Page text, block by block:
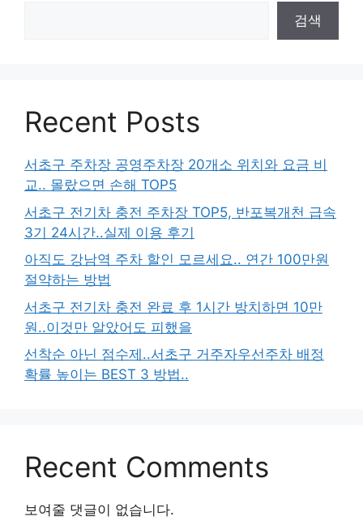
검색
Recent Posts
서초구 주차장 공영주차장 20개소 위치와 요금 비
교.. 몰랐으면 손해 TOP5
서초구 전기차 충전 주차장 TOP5, 반포복개천 급속
3기 24시간..실제 이용 후기
아직도 강남역 주차 할인 모르세요.. 연간 100만원
절약하는 방법
서초구 전기차 충전 완료 후 1시간 방치하면 10만
원..이것만 알았어도 피했을
선착순 아닌 점수제..서초구 거주자우선주차 배정
확률 높이는 BEST 3 방법..
Recent Comments
보여줄 댓글이 없습니다.